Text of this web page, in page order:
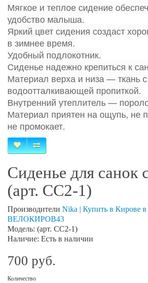
Мягкое и теплое сидение
удобство малыша.
Яркий цвет сидения создаст
в зимнее время.
Удобный подлокотник.
Сиденье надежно крепиться к
Материал верха и низа — ткань с
водоотталкивающей пропиткой.
Внутренний утеплитель —
Материал приятен на ощупь, не
не промокает.
Сиденье для санок
(арт. СС2-1)
Производители Nika | Купить в Кирове
ВЕЛОКИРОВ43
Модель: (арт. СС2-1)
Наличие: Есть в наличии
700 руб.
Количество